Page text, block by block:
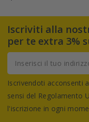
Iscriviti alla
per te extra 3%
Iscrivendoti acconsenti
sensi del Regolamento
l'iscrizione in ogni